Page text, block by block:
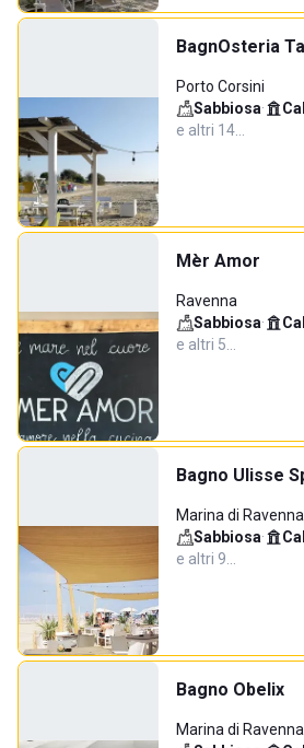
BagnOsteria
Porto Corsini
Sabbiosa·
e altri 14…
Mèr Amor
Ravenna
Sabbiosa·
e altri 5…
Bagno Ulisse
Marina di
Sabbiosa·
e altri 9…
Bagno Obelix
Marina di Ravenna